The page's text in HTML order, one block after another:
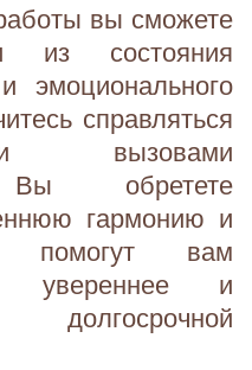
вы сможете
из состояния
эмоционального
справляться
вызовами
Вы обретете
гармонию и
помогут вам
увереннее и